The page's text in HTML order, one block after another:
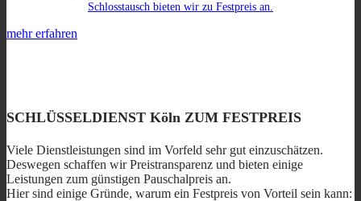
Schlosstausch bieten wir zu Festpreis an.
mehr erfahren
SCHLÜSSELDIENST Köln ZUM FESTPREIS
Viele Dienstleistungen sind im Vorfeld sehr gut einzuschätzen.
Deswegen schaffen wir Preistransparenz und bieten einige
Leistungen zum günstigen Pauschalpreis an.
Hier sind einige Gründe, warum ein Festpreis von Vorteil sein kann: